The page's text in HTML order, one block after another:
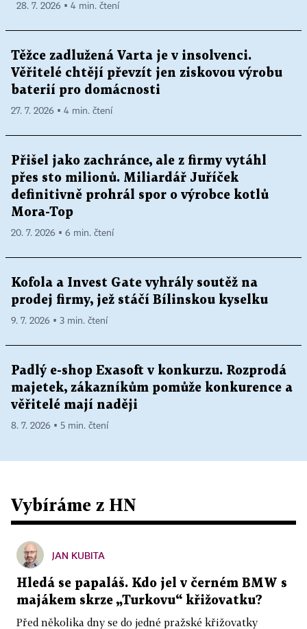
28. 7. 2026 ▪ 4 min. čtení
Těžce zadlužená Varta je v insolvenci.
Věřitelé chtějí převzít jen ziskovou výrobu
baterií pro domácnosti
27. 7. 2026 ▪ 4 min. čtení
Přišel jako zachránce, ale z firmy vytáhl
přes sto milionů. Miliardář Juříček
definitivně prohrál spor o výrobce kotlů
Mora-Top
20. 7. 2026 ▪ 6 min. čtení
Kofola a Invest Gate vyhrály soutěž na
prodej firmy, jež stáčí Bílinskou kyselku
9. 7. 2026 ▪ 3 min. čtení
Padlý e-shop Exasoft v konkurzu. Rozprodá
majetek, zákazníkům pomůže konkurence a
věřitelé mají naději
8. 7. 2026 ▪ 5 min. čtení
Vybíráme z HN
JAN KUBITA
Hledá se papaláš. Kdo jel v černém BMW s
majákem skrze „Turkovu“ křižovatku?
Před několika dny se do jedné pražské křižovatky